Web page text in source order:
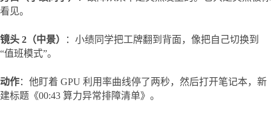
看见。
镜头 2（中景）
：小绩同学把工牌翻到背面，像把自己切换到
“值班模式”。
动作：他盯着 GPU 利用率曲线停了两秒，然后打开笔记本，新
建标题《00:43 算力异常排障清单》。